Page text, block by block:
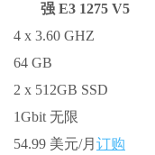
强 E3 1275 V5
4 x 3.60 GHZ
64 GB
2 x 512GB SSD
1Gbit 无限
54.99 美元/月 订购